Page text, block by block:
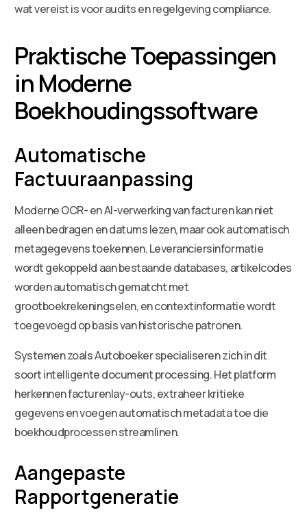
wat vereist is voor audits en regelgeving compliance.
Praktische Toepassingen
in Moderne
Boekhoudingssoftware
Automatische
Factuuraanpassing
Moderne OCR- en AI-verwerking van facturen kan niet
alleen bedragen en datums lezen, maar ook automatisch
metagegevens toekennen. Leveranciersinformatie
wordt gekoppeld aan bestaande databases, artikelcodes
worden automatisch gematcht met
grootboekrekeningselen, en contextinformatie wordt
toegevoegd op basis van historische patronen.
Systemen zoals Autoboeker specialiseren zich in dit
soort intelligente document processing. Het platform
herkennen facturenlay-outs, extraheer kritieke
gegevens en voegen automatisch metadata toe die
boekhoudprocessen streamlinen.
Aangepaste
Rapportgeneratie